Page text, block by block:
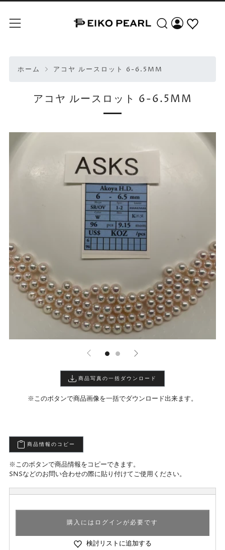
メニュー 検索
ホーム アコヤ ルースロット 6-6.5MM
アコヤ ルースロット 6-6.5MM
商品写真の一括ダウンロード
※このボタンで商品画像を一括でダウンロード出来ます。
商品情報のコピー
※このボタンで商品情報をコピーできます。
SNSなどのお問い合わせの際に貼り付けてご使用ください。
購入にはログインが必要です
検討リストに追加する